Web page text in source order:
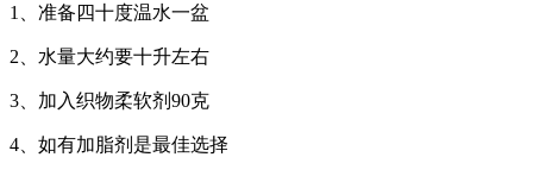
1、准备四十度温水一盆
2、水量大约要十升左右
3、加入织物柔软剂90克
4、如有加脂剂是最佳选择